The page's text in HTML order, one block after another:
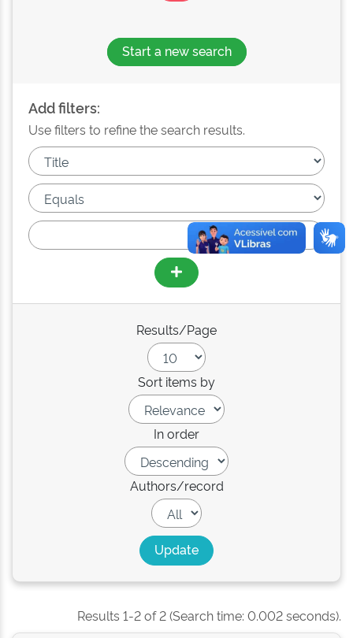
Start a new search
Add filters:
Use filters to refine the search results.
Results/Page
Sort items by
In order
Authors/record
Results 1-2 of 2 (Search time: 0.002 seconds).